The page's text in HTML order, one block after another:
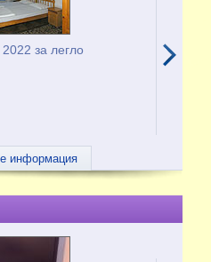
за легло
информация